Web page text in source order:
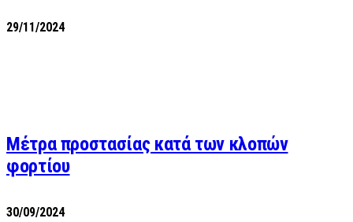
29/11/2024
Μέτρα προστασίας κατά των κλοπών
φορτίου
30/09/2024